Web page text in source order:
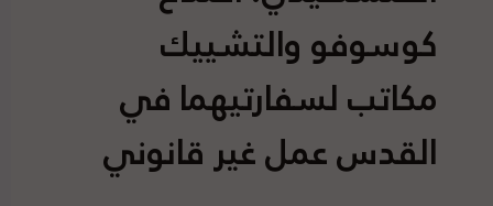
كوسوفو والتشييك
مكاتب لسفارتيهما في
القدس عمل غير قانوني